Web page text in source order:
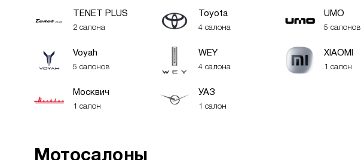
TENET PLUS
2 салона
Toyota
4 салона
UMO
5 салонов
Voyah
5 салонов
WEY
4 салона
XIAOMI
1 салон
Москвич
1 салон
УАЗ
1 салон
Мотосалоны